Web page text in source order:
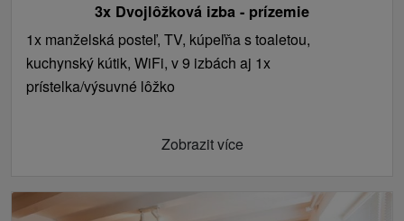
3x Dvojlôžková izba - prízemie
1x manželská posteľ, TV, kúpeľňa s toaletou,
kuchynský kútik, WiFi, v 9 izbách aj 1x
prístelka/výsuvné lôžko
Zobrazit více